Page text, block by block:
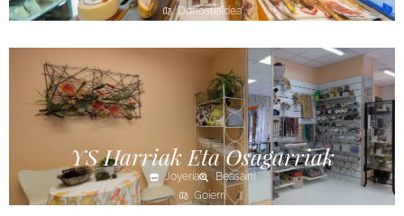
Donostialdea
YS Harriak Eta Osagarriak
Joyería
Beasaini
Goierri